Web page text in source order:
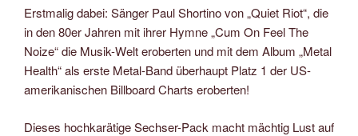
Erstmalig dabei: Sänger Paul Shortino von „Quiet Riot“, die
in den 80er Jahren mit ihrer Hymne „Cum On Feel The
Noize“ die Musik-Welt eroberten und mit dem Album „Metal
Health“ als erste Metal-Band überhaupt Platz 1 der US-
amerikanischen Billboard Charts eroberten!
Dieses hochkarätige Sechser-Pack macht mächtig Lust auf